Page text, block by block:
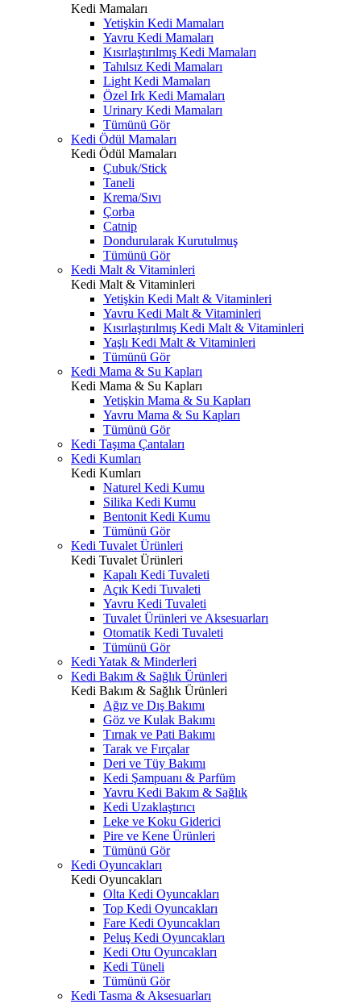
Kedi Mamaları
Yetişkin Kedi Mamaları
Yavru Kedi Mamaları
Kısırlaştırılmış Kedi Mamaları
Tahılsız Kedi Mamaları
Light Kedi Mamaları
Özel Irk Kedi Mamaları
Urinary Kedi Mamaları
Tümünü Gör
Kedi Ödül Mamaları
Kedi Ödül Mamaları
Çubuk/Stick
Taneli
Krema/Sıvı
Çorba
Catnip
Dondurularak Kurutulmuş
Tümünü Gör
Kedi Malt & Vitaminleri
Kedi Malt & Vitaminleri
Yetişkin Kedi Malt & Vitaminleri
Yavru Kedi Malt & Vitaminleri
Kısırlaştırılmış Kedi Malt & Vitaminleri
Yaşlı Kedi Malt & Vitaminleri
Tümünü Gör
Kedi Mama & Su Kapları
Kedi Mama & Su Kapları
Yetişkin Mama & Su Kapları
Yavru Mama & Su Kapları
Tümünü Gör
Kedi Taşıma Çantaları
Kedi Kumları
Kedi Kumları
Naturel Kedi Kumu
Silika Kedi Kumu
Bentonit Kedi Kumu
Tümünü Gör
Kedi Tuvalet Ürünleri
Kedi Tuvalet Ürünleri
Kapalı Kedi Tuvaleti
Açık Kedi Tuvaleti
Yavru Kedi Tuvaleti
Tuvalet Ürünleri ve Aksesuarları
Otomatik Kedi Tuvaleti
Tümünü Gör
Kedi Yatak & Minderleri
Kedi Bakım & Sağlık Ürünleri
Kedi Bakım & Sağlık Ürünleri
Ağız ve Dış Bakımı
Göz ve Kulak Bakımı
Tırnak ve Pati Bakımı
Tarak ve Fırçalar
Deri ve Tüy Bakımı
Kedi Şampuanı & Parfüm
Yavru Kedi Bakım & Sağlık
Kedi Uzaklaştırıcı
Leke ve Koku Giderici
Pire ve Kene Ürünleri
Tümünü Gör
Kedi Oyuncakları
Kedi Oyuncakları
Olta Kedi Oyuncakları
Top Kedi Oyuncakları
Fare Kedi Oyuncakları
Peluş Kedi Oyuncakları
Kedi Otu Oyuncakları
Kedi Tüneli
Tümünü Gör
Kedi Tasma & Aksesuarları